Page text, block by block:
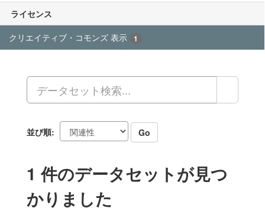
ライセンス
クリエイティブ・コモンズ 表示
1
並び順 Go
1 件のデータセットが見つ
かりました